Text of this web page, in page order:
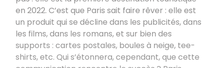
en 2022. C’est que Paris sait faire rêver : elle est
un produit qui se décline dans les publicités, dans
les films, dans les romans, et sur bien des
supports : cartes postales, boules à neige, tee-
shirts, etc. Qui s’étonnera, cependant, que cette